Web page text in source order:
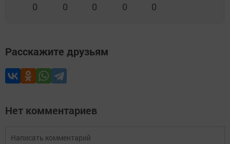
0 0 0 0 0
Расскажите друзьям
Нет комментариев